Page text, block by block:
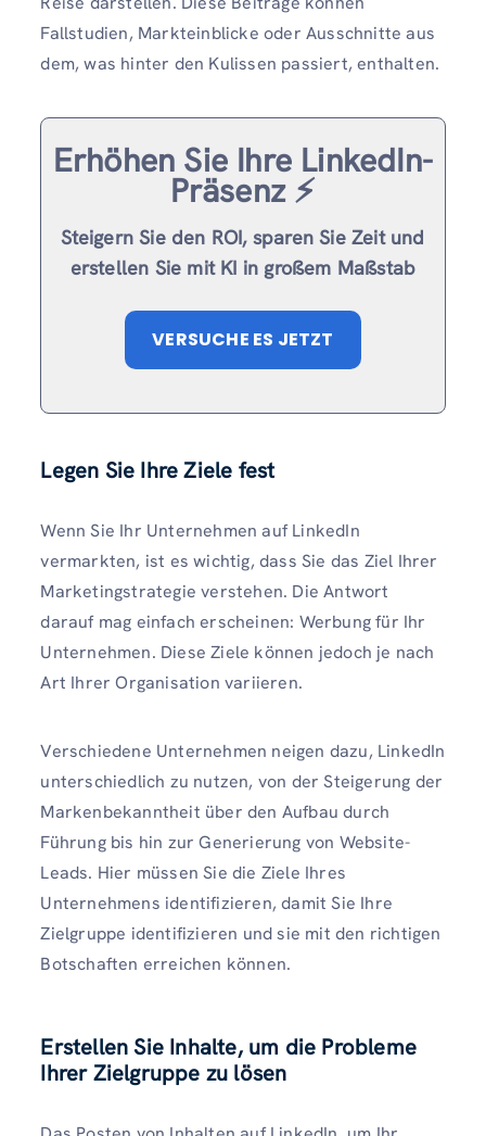
Fallstudien, Markteinblicke oder Ausschnitte aus
dem, was hinter den Kulissen passiert, enthalten.
Erhöhen Sie Ihre LinkedIn-
Präsenz ⚡️
Steigern Sie den ROI, sparen Sie Zeit und
erstellen Sie mit KI in großem Maßstab
VERSUCHE ES JETZT
Legen Sie Ihre Ziele fest
Wenn Sie Ihr Unternehmen auf LinkedIn
vermarkten, ist es wichtig, dass Sie das Ziel Ihrer
Marketingstrategie verstehen. Die Antwort
darauf mag einfach erscheinen: Werbung für Ihr
Unternehmen. Diese Ziele können jedoch je nach
Art Ihrer Organisation variieren.
Verschiedene Unternehmen neigen dazu, LinkedIn
unterschiedlich zu nutzen, von der Steigerung der
Markenbekanntheit über den Aufbau durch
Führung bis hin zur Generierung von Website-
Leads. Hier müssen Sie die Ziele Ihres
Unternehmens identifizieren, damit Sie Ihre
Zielgruppe identifizieren und sie mit den richtigen
Botschaften erreichen können.
Erstellen Sie Inhalte, um die Probleme
Ihrer Zielgruppe zu lösen